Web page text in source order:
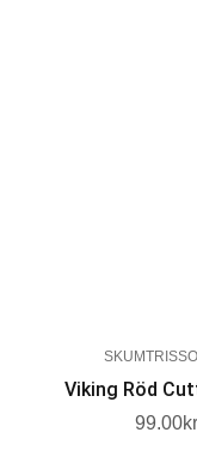
Viking Röd
99.00Kr